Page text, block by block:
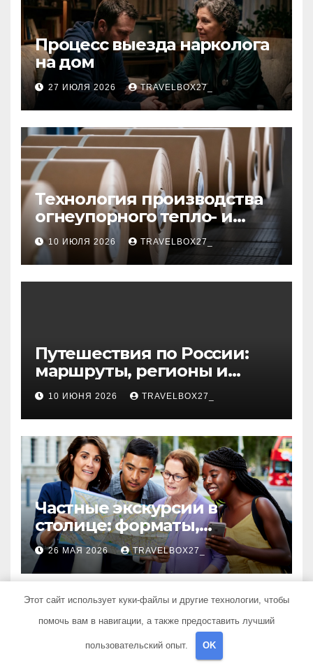
Процесс выезда нарколога
на дом
27 ИЮЛЯ 2026 TRAVELBOX27_
Технология производства
огнеупорного тепло- и
звукоизоляционного
картона из
муллитокремнеземистого
волокна
10 ИЮЛЯ 2026 TRAVELBOX27_
Путешествия по России:
маршруты, регионы и
особенности поездок
10 ИЮНЯ 2026 TRAVELBOX27_
Частные экскурсии в
столице: форматы,
маршруты и особенности
организации
26 МАЯ 2026 TRAVELBOX27_
Этот сайт использует куки-файлы и другие технологии, чтобы
помочь вам в навигации, а также предоставить лучший
пользовательский опыт. OK